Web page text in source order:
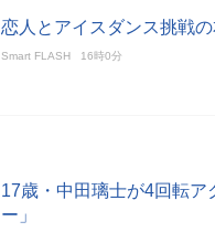
恋人とアイスダンス挑戦
Smart FLASH 16時0分
17歳・中田璃士が4回転ア
ー」